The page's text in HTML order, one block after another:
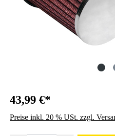
43,99 €*
Preise inkl. 20 % USt. zzgl.